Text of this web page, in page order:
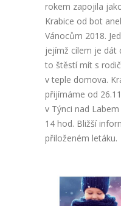
rokem zapojila
Krabice od bot
Vánocům 2018.
jejímž cílem je dát
to štěstí mít s
v teple domova.
přijímáme od
v Týnci nad
14 hod. Bližší
přiloženém letáku.